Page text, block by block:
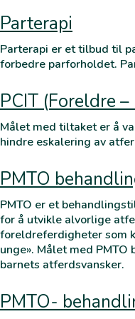
Parterapi
Parterapi er et tilbud til
forbedre parforholdet.
PCIT (Foreldre
Målet med tiltaket er å
hindre eskalering av
PMTO
PMTO er et
for å utvikle alvorlige
foreldreferdigheter som
unge». Målet med
barnets atferdsvansker.
PMTO-